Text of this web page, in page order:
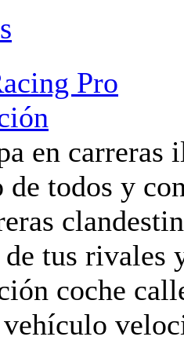
Pro
en carreras
de todos y
de tus rivales
coche